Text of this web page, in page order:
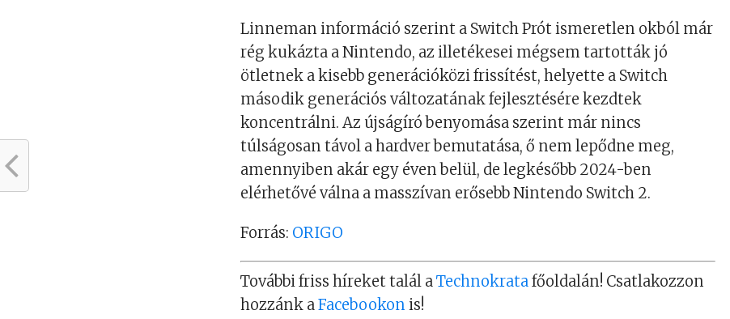
Linneman információ szerint a Switch Prót ismeretlen okból már
rég kukázta a Nintendo, az illetékesei mégsem tartották jó
ötletnek a kisebb generációközi frissítést, helyette a Switch
második generációs változatának fejlesztésére kezdtek
koncentrálni. Az újságíró benyomása szerint már nincs
túlságosan távol a hardver bemutatása, ő nem lepődne meg,
amennyiben akár egy éven belül, de legkésőbb 2024-ben
elérhetővé válna a masszívan erősebb Nintendo Switch 2.
Forrás: ORIGO
További friss híreket talál aTechnokratafőoldalán! Csatlakozzon
hozzánk aFacebookon is!